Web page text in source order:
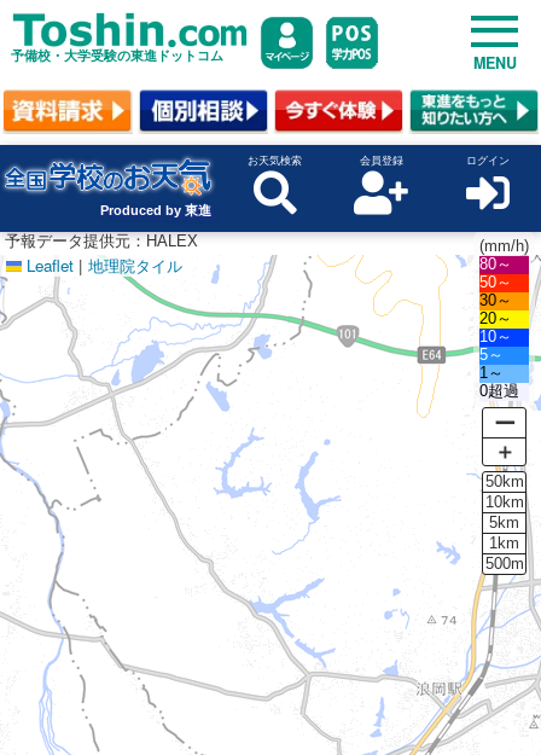
予備校・大学受験の東進ドットコム MENU
Produced by 東進
お天気検索 会員登録 ログイン
Leaflet | 地理院タイル
(mm/h)
80～
50～
30～
20～
10～
5～
1～
0超過
ー
＋
50km
10km
5km
1km
500m
予報データ提供元：HALEX